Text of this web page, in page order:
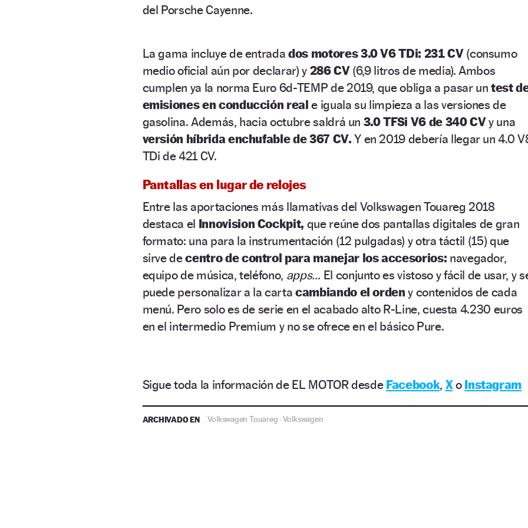
del Porsche Cayenne.
La gama incluye de entradados motores 3.0 V6 TDi: 231 CV(consumo
medio oficial aún por declarar) y 286 CV(6,9 litros de media). Ambos
cumplen ya la norma Euro 6d-TEMP de 2019, que obliga a pasar un test
emisiones en conducción real e iguala su limpieza a las versiones de
gasolina. Además, hacia octubre saldrá un 3.0 TFSi V6 de 340 CVy una
versión híbrida enchufable de 367 CV. Y en 2019 debería llegar un 4.0
TDi de 421 CV.
Pantallas en lugar de relojes
Entre las aportaciones más llamativas del Volkswagen Touareg 2018
destaca el Innovision Cockpit, que reúne dos pantallas digitales de gran
formato: una para la instrumentación (12 pulgadas) y otra táctil (15) que
sirve decentro de control para manejar los accesorios: navegador,
equipo de música, teléfono, apps… El conjunto es vistoso y fácil de usar, y
puede personalizar a la carta cambiando el orden y contenidos de cada
menú. Pero solo es de serie en el acabado alto R-Line, cuesta 4.230 euros
en el intermedio Premium y no se ofrece en el básico Pure.
Sigue toda la información de EL MOTOR desde Facebook, Xo Instagram
ARCHIVADO EN Volkswagen Touareg ·Volkswagen